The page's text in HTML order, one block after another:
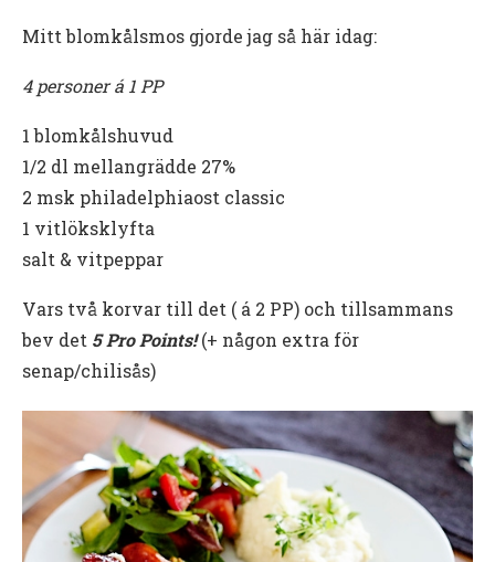
Mitt blomkålsmos gjorde jag så här idag:
4 personer á 1 PP
1 blomkålshuvud
1/2 dl mellangrädde 27%
2 msk philadelphiaost classic
1 vitlöksklyfta
salt & vitpeppar
Vars två korvar till det ( á 2 PP) och tillsammans
bev det 5 Pro Points!(+ någon extra för
senap/chilisås)